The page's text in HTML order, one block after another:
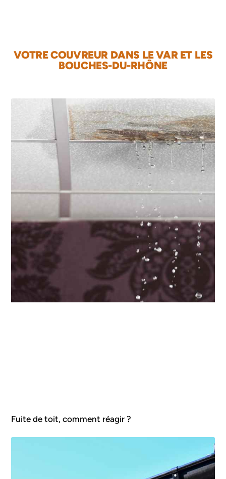
VOTRE COUVREUR DANS LE VAR ET LES
BOUCHES-DU-RHÔNE
Fuite de toit, comment réagir ?